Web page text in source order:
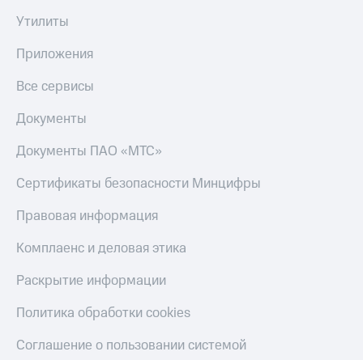
Утилиты
Приложения
Все сервисы
Документы
Документы ПАО «МТС»
Сертификаты безопасности Минцифры
Правовая информация
Комплаенс и деловая этика
Раскрытие информации
Политика обработки cookies
Соглашение о пользовании системой